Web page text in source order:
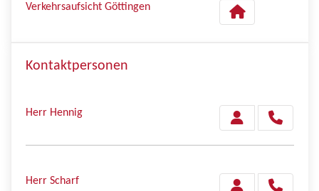
Verkehrsaufsicht Göttingen
Kontaktpersonen
Herr Hennig
Herr Scharf